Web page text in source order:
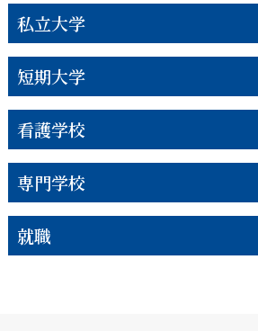
私立大学
短期大学
看護学校
専門学校
就職